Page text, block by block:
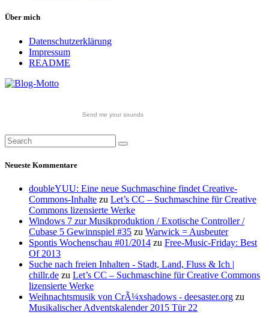
Über mich
Datenschutzerklärung
Impressum
README
Send me your sounds
Neueste Kommentare
doubleYUU: Eine neue Suchmaschine findet Creative-
Commons-Inhalte zu Let’s CC – Suchmaschine für Creative
Commons lizensierte Werke
Windows 7 zur Musikproduktion / Exotische Controller /
Cubase 5 Gewinnspiel #35 zu Warwick = Ausbeuter
Spontis Wochenschau #01/2014 zu Free-Music-Friday: Best
Of 2013
Suche nach freien Inhalten - Stadt, Land, Fluss & Ich |
chillr.de zu Let’s CC – Suchmaschine für Creative Commons
lizensierte Werke
Weihnachtsmusik von CrÃ¼xshadows - deesaster.org zu
Musikalischer Adventskalender 2015 Tür 22